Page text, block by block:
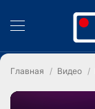
Главная Видео